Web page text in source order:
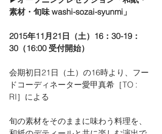
素材・旬味 washi-sozai-syunmi」
2015年11月21日（土）16：30-19：
30（16:00 受付開始）
会期初日21日（土）の16時より、フー
ドコーディネーター愛甲真希［TO ː
RI］による
旬の素材をそのままに味わう料理を、